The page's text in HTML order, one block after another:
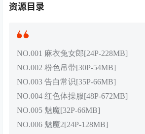
资源目录
NO.001 麻衣兔女郎[24P-228MB]
NO.002 粉色吊带[30P-54MB]
NO.003 告白常识[35P-66MB]
NO.004 红色体操服[48P-672MB]
NO.005 魅魔[32P-66MB]
NO.006 魅魔2[24P-128MB]